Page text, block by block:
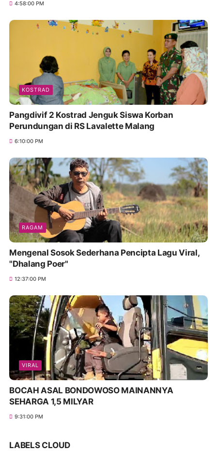
4:58:00 PM
KOSTRAD
Pangdivif 2 Kostrad Jenguk Siswa Korban
Perundungan di RS Lavalette Malang
6:10:00 PM
RAGAM
Mengenal Sosok Sederhana Pencipta Lagu Viral,
"Dhalang Poer"
12:37:00 PM
VIRAL
BOCAH ASAL BONDOWOSO MAINANNYA
SEHARGA 1,5 MILYAR
9:31:00 PM
LABELS CLOUD